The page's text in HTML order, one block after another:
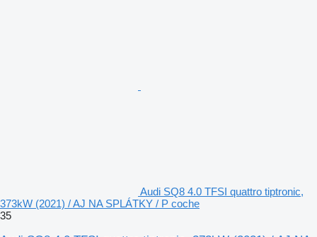
Audi SQ8 4.0 TFSI quattro tiptronic,
373kW (2021) / AJ NA SPLÁTKY / P coche
35